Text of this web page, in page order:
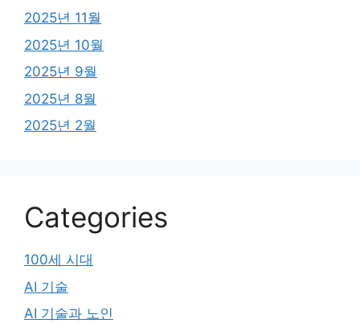
2025년 11월
2025년 10월
2025년 9월
2025년 8월
2025년 2월
Categories
100세 시대
AI 기술
AI 기술과 노인